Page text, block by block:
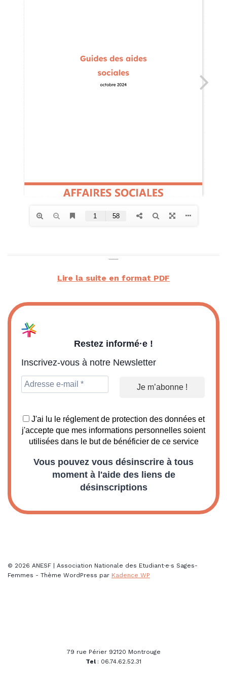
Lire la suite en format PDF
Restez informé·e !
Inscrivez-vous à notre Newsletter
J'ai lu le réglement de protection des données et
j'accepte que mes informations personnelles soient
utilisées dans le but de bénéficier de ce service
Vous pouvez vous désinscrire à tous
moment à l'aide des liens de
désinscriptions
© 2026 ANESF | Association Nationale des Etudiant·e·s Sages-
Femmes - Thème WordPress par Kadence WP
79 rue Périer 92120 Montrouge
Tel : 06.74.62.52.31